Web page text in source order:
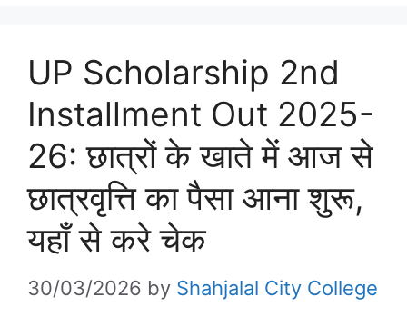
UP Scholarship 2nd
Installment Out 2025-
26: छात्रों के खाते में आज से
छात्रवृत्ति का पैसा आना शुरू,
यहाँ से करे चेक
30/03/2026 by Shahjalal City College